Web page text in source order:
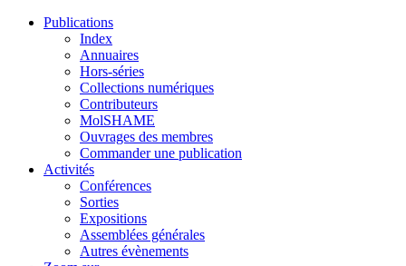
Publications
Index
Annuaires
Hors-séries
Collections numériques
Contributeurs
MolSHAME
Ouvrages des membres
Commander une publication
Activités
Conférences
Sorties
Expositions
Assemblées générales
Autres évènements